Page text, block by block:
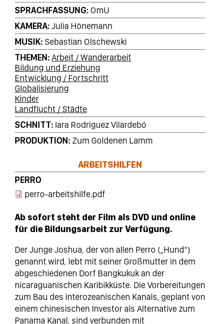
Ab sofort steht der Film als DVD und online
für die Bildungsarbeit zur Verfügung.
Der Junge Joshua, der von allen Perro („Hund“)
genannt wird, lebt mit seiner Großmutter in dem
abgeschiedenen Dorf Bangkukuk an der
nicaraguanischen Karibikküste. Die Vorbereitungen
zum Bau des interozeanischen Kanals, geplant von
einem chinesischen Investor als Alternative zum
Panama Kanal, sind verbunden mit
SPRACHFASSUNG OmU
KAMERA Julia Hönemann
MUSIK Sebastian Olschewski
THEMEN Arbeit / Wanderarbeit
Bildung und Erziehung
Entwicklung / Fortschritt
Globalisierung
Kinder
Landflucht / Städte
SCHNITT Iara Rodriguez Vilardebó
PRODUKTION Zum Goldenen Lamm
ARBEITSHILFEN
PERRO
perro-arbeitshilfe.pdf